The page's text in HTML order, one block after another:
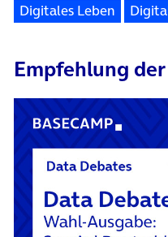
Digitales Leben
Empfehlung